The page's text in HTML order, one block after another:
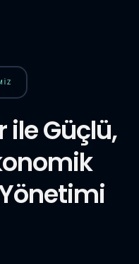
ile Güçlü,